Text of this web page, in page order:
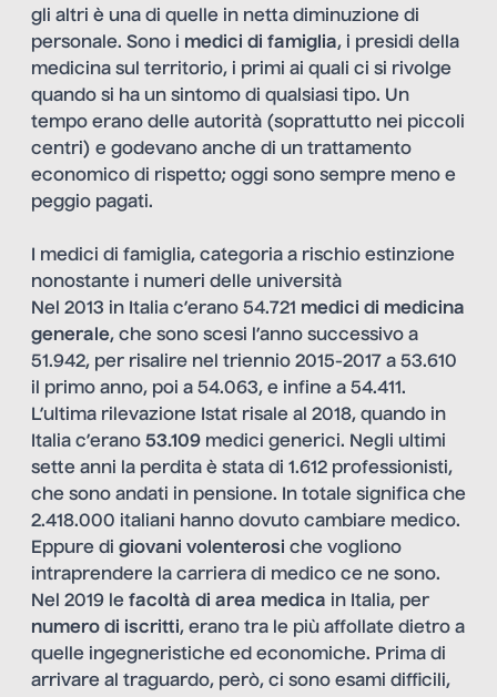
gli altri è una di quelle in netta diminuzione di
personale. Sono i medici di famiglia, i presidi della
medicina sul territorio, i primi ai quali ci si rivolge
quando si ha un sintomo di qualsiasi tipo. Un
tempo erano delle autorità (soprattutto nei piccoli
centri) e godevano anche di un trattamento
economico di rispetto; oggi sono sempre meno e
peggio pagati.
I medici di famiglia, categoria a rischio estinzione
nonostante i numeri delle università
Nel 2013 in Italia c’erano 54.721 medici di medicina
generale, che sono scesi l’anno successivo a
51.942, per risalire nel triennio 2015-2017 a 53.610
il primo anno, poi a 54.063, e infine a 54.411.
L’ultima rilevazione Istat risale al 2018, quando in
Italia c’erano 53.109 medici generici. Negli ultimi
sette anni la perdita è stata di 1.612 professionisti,
che sono andati in pensione. In totale significa che
2.418.000 italiani hanno dovuto cambiare medico.
Eppure di giovani volenterosi che vogliono
intraprendere la carriera di medico ce ne sono.
Nel 2019 le facoltà di area medica in Italia, per
numero di iscritti, erano tra le più affollate dietro a
quelle ingegneristiche ed economiche. Prima di
arrivare al traguardo, però, ci sono esami difficili,